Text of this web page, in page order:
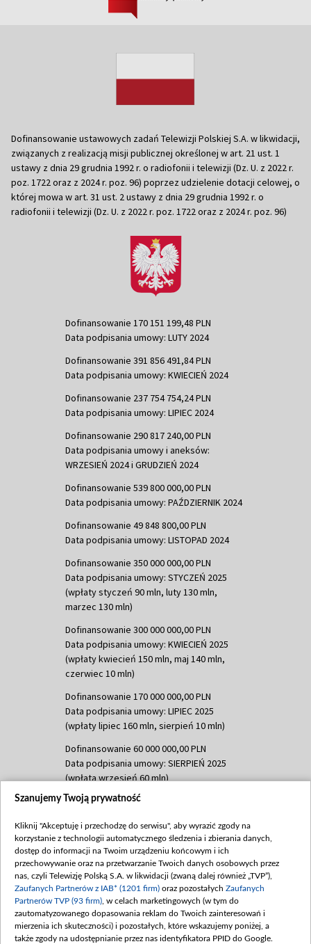
Dofinansowanie ustawowych zadań Telewizji Polskiej S.A. w likwidacji,
związanych z realizacją misji publicznej określonej w art. 21 ust. 1
ustawy z dnia 29 grudnia 1992 r. o radiofonii i telewizji (Dz. U. z 2022 r.
poz. 1722 oraz z 2024 r. poz. 96) poprzez udzielenie dotacji celowej, o
której mowa w art. 31 ust. 2 ustawy z dnia 29 grudnia 1992 r. o
radiofonii i telewizji (Dz. U. z 2022 r. poz. 1722 oraz z 2024 r. poz. 96)
Dofinansowanie 170 151 199,48 PLN
Data podpisania umowy: LUTY 2024
Dofinansowanie 391 856 491,84 PLN
Data podpisania umowy: KWIECIEŃ 2024
Dofinansowanie 237 754 754,24 PLN
Data podpisania umowy: LIPIEC 2024
Dofinansowanie 290 817 240,00 PLN
Data podpisania umowy i aneksów:
WRZESIEŃ 2024 i GRUDZIEŃ 2024
Dofinansowanie 539 800 000,00 PLN
Data podpisania umowy: PAŹDZIERNIK 2024
Dofinansowanie 49 848 800,00 PLN
Data podpisania umowy: LISTOPAD 2024
Dofinansowanie 350 000 000,00 PLN
Data podpisania umowy: STYCZEŃ 2025
(wpłaty styczeń 90 mln, luty 130 mln,
marzec 130 mln)
Dofinansowanie 300 000 000,00 PLN
Data podpisania umowy: KWIECIEŃ 2025
(wpłaty kwiecień 150 mln, maj 140 mln,
czerwiec 10 mln)
Dofinansowanie 170 000 000,00 PLN
Data podpisania umowy: LIPIEC 2025
(wpłaty lipiec 160 mln, sierpień 10 mln)
Dofinansowanie 60 000 000,00 PLN
Data podpisania umowy: SIERPIEŃ 2025
(wpłata wrzesień 60 mln)
Dofinansowanie 635 783 051,21 PLN
(wpłata wrzesień 100 mln, październik 350
mln, listopad 265 mln)
Dofinansowanie 48 862 000,00 PLN
Data podpisania umowy: GRUDZIEŃ 2025
(wpłata grudzień 60,548 mln)
Dofinansowanie 900 000 000,00 PLN
Data podpisania umowy: LUTY 2026 (wpłata
Szanujemy Twoją prywatność
Kliknij "Akceptuję i przechodzę do serwisu", aby wyrazić zgody na
korzystanie z technologii automatycznego śledzenia i zbierania danych,
dostęp do informacji na Twoim urządzeniu końcowym i ich
przechowywanie oraz na przetwarzanie Twoich danych osobowych przez
nas, czyli Telewizję Polską S.A. w likwidacji (zwaną dalej również „TVP”),
Zaufanych Partnerów z IAB* (1201 firm) oraz pozostałych Zaufanych
Partnerów TVP (93 firm) , w celach marketingowych (w tym do
zautomatyzowanego dopasowania reklam do Twoich zainteresowań i
mierzenia ich skuteczności) i pozostałych, które wskazujemy poniżej, a
także zgody na udostępnianie przez nas identyfikatora PPID do Google.